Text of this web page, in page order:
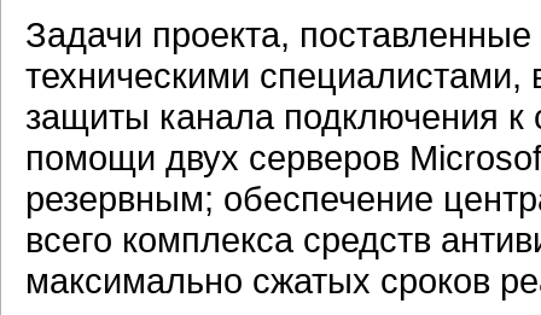
Задачи проекта,
техническими специалистами,
защиты канала подключения к
помощи двух серверов
резервным; обеспечение
всего комплекса средств
максимально сжатых сроков